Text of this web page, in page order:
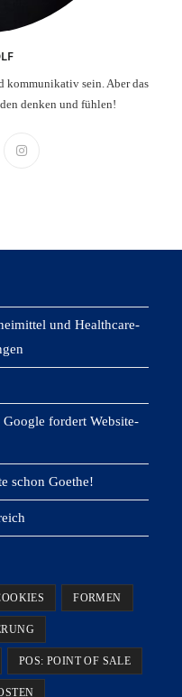
sein. Aber das
denken und fühlen!
und Healthcare-
fordert Website-
schon Goethe!
FORMEN
POS: POINT OF SALE